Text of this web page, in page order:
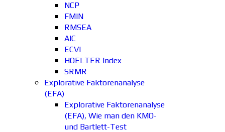
NCP
FMIN
RMSEA
AIC
ECVI
HOELTER Index
SRMR
Explorative Faktorenanalyse
(EFA)
Explorative Faktorenanalyse
(EFA), Wie man den KMO-
und Bartlett-Test